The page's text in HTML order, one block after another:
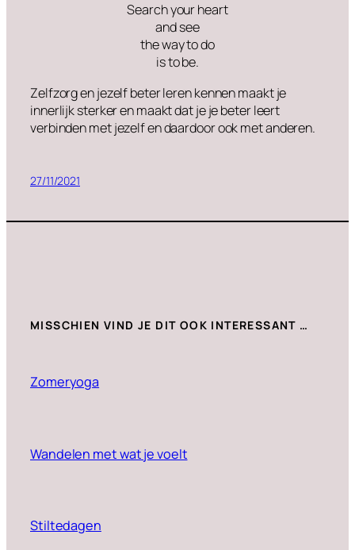
Search your heart
and see
the way to do
is to be.
Zelfzorg en jezelf beter leren kennen maakt je
innerlijk sterker en maakt dat je je beter leert
verbinden met jezelf en daardoor ook met anderen.
27/11/2021
MISSCHIEN VIND JE DIT OOK INTERESSANT …
Zomeryoga
Wandelen met wat je voelt
Stiltedagen